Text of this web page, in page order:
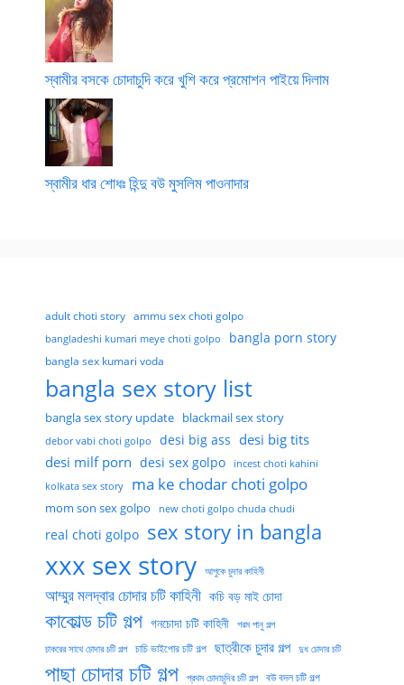
স্বামীর বসকে চোদাচুদি করে খুশি করে প্রমোশন পাইয়ে দিলাম
স্বামীর ধার শোধঃ হিন্দু বউ মুসলিম পাওনাদার
adult choti story ammu sex choti golpo
bangladeshi kumari meye choti golpo bangla porn story
bangla sex kumari voda
bangla sex story list
bangla sex story update blackmail sex story
debor vabi choti golpo desi big ass desi big tits
desi milf porn desi sex golpo incest choti kahini
kolkata sex story ma ke chodar choti golpo
mom son sex golpo new choti golpo chuda chudi
real choti golpo sex story in bangla
xxx sex story আপুকে চুদার কাহিনী
আম্মুর মলদ্বার চোদার চটি কাহিনী কচি বড় মাই চোদা
কাকোল্ড চটি গল্প গনচোদা চটি কাহিনী গরম পানু গল্প
চাকরের সাথে চোদার চটি গল্প চাচি ভাইপোর চটি গল্প ছাত্রীকে চুদার গল্প দুধ চোদার চটি
পাছা চোদার চটি গল্প প্রথম চোদাচুদির চটি গল্প বউ বদল চটি গল্প